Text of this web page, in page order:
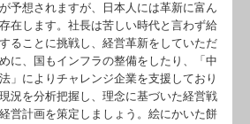
予想されますが、日本人には革新に富ん
在します。社長は苦しい時代と言わず給
ることに挑戦し、経営革新をしていただ
に、国もインフラの整備をしたり、「中
」によりチャレンジ企業を支援しており
況を分析把握し、理念に基づいた経営戦
営計画を策定しましょう。絵にかいた餅